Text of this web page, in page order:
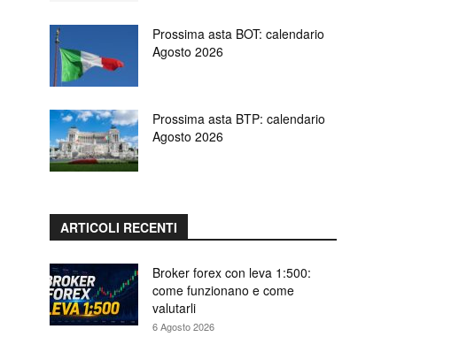
Prossima asta BOT: calendario
Agosto 2026
Prossima asta BTP: calendario
Agosto 2026
ARTICOLI RECENTI
Broker forex con leva 1:500:
come funzionano e come
valutarli
6 Agosto 2026